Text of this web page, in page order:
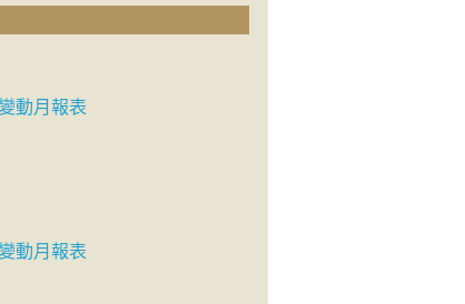
動月報表
動月報表